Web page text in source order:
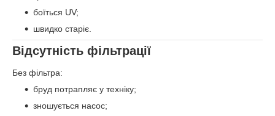
боїться UV;
швидко старіє.
Відсутність фільтрації
Без фільтра:
бруд потрапляє у техніку;
зношується насос;